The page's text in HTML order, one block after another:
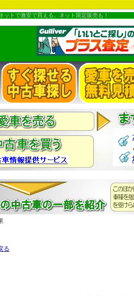
ットで激安で買える。ネット限定販売も！
る